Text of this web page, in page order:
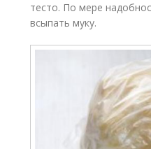
тесто. По мере
всыпать муку.